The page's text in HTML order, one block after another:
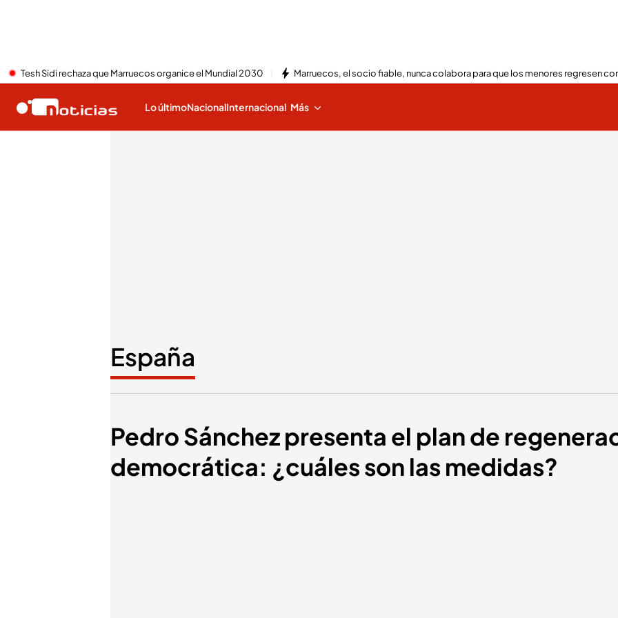
Tesh Sidi rechaza que Marruecos organice el Mundial 2030 Marruecos, el socio fiable, nunca colabora para que los menores regresen
Lo últimoNacionalInternacional Más
España
Pedro Sánchez presenta el plan de
democrática: ¿cuáles son las medidas?